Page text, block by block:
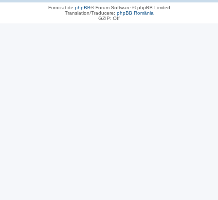
Furnizat de phpBB® Forum Software © phpBB Limited
Translation/Traducere: phpBB România
GZIP: Off